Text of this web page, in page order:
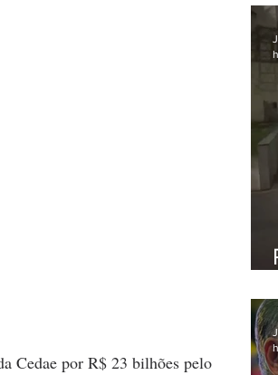
Cedae por R$ 23 bilhões pelo